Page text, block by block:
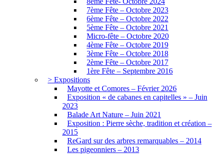
7ème Fête – Octobre 2023
6ème Fête – Octobre 2022
5ème Fête – Octobre 2021
Micro-fête – Octobre 2020
4ème Fête – Octobre 2019
3ème Fête – Octobre 2018
2ème Fête – Octobre 2017
1ère Fête – Septembre 2016
> Expositions
Mayotte et Comores – Février 2026
Exposition « de cabanes en capitelles » – Juin
2023
Balade Art Nature – Juin 2021
Exposition : Pierre sèche, tradition et création –
2015
ReGard sur des arbres remarquables – 2014
Les pigeonniers – 2013